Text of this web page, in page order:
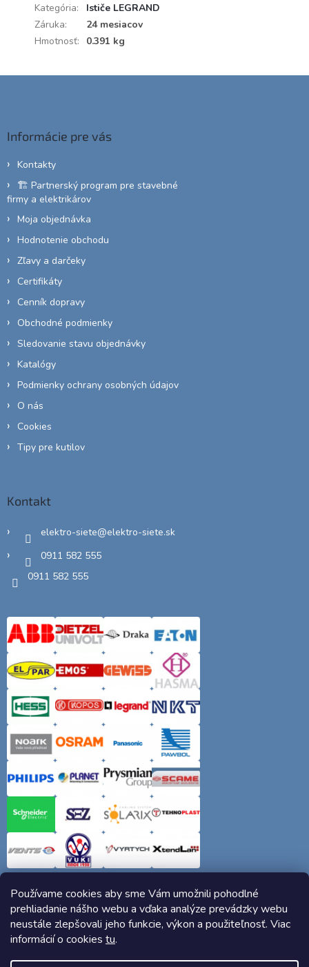
Používame cookies aby sme Vám umožnili pohodlné
prehliadanie nášho webu a vďaka analýze prevádzky webu
neustále zlepšovali jeho funkcie, výkon a použiteľnosť. Viac
informácií o cookies tu.
Kategória:
Ističe LEGRAND
Záruka:
24 mesiacov
Hmotnosť: 0.391 kg
Informácie pre vás
Kontakty
🏗️ Partnerský program pre stavebné
firmy a elektrikárov
Moja objednávka
Hodnotenie obchodu
Zľavy a darčeky
Certifikáty
Cenník dopravy
Obchodné podmienky
Sledovanie stavu objednávky
Katalógy
Podmienky ochrany osobných údajov
O nás
Cookies
Tipy pre kutilov
Kontakt
elektro-siete@elektro-siete.sk
0911 582 555
0911 582 555
Copyright 2026Elektro-siete.sk. Všetky práva vyhradené.